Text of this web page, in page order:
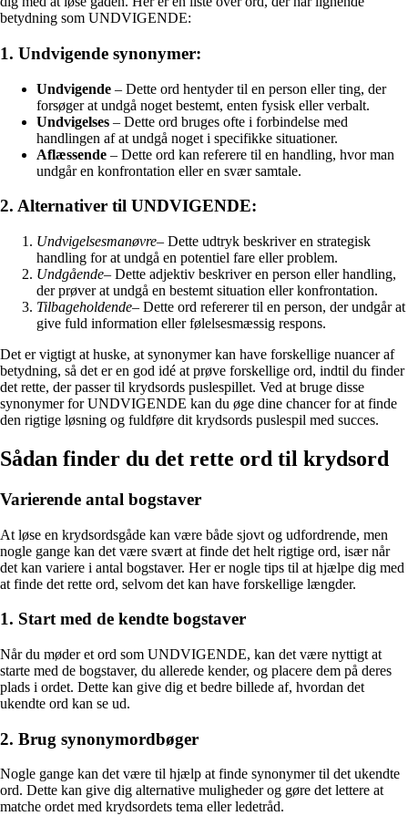
betydning som UNDVIGENDE:
1. Undvigende synonymer:
Undvigende – Dette ord hentyder til en person eller ting, der
forsøger at undgå noget bestemt, enten fysisk eller verbalt.
Undvigelses – Dette ord bruges ofte i forbindelse med
handlingen af at undgå noget i specifikke situationer.
Aflæssende – Dette ord kan referere til en handling, hvor man
undgår en konfrontation eller en svær samtale.
2. Alternativer til UNDVIGENDE:
Undvigelsesmanøvre– Dette udtryk beskriver en strategisk
handling for at undgå en potentiel fare eller problem.
Undgående– Dette adjektiv beskriver en person eller handling,
der prøver at undgå en bestemt situation eller konfrontation.
Tilbageholdende– Dette ord refererer til en person, der undgår at
give fuld information eller følelsesmæssig respons.
Det er vigtigt at huske, at synonymer kan have forskellige nuancer af
betydning, så det er en god idé at prøve forskellige ord, indtil du finder
det rette, der passer til krydsords puslespillet. Ved at bruge disse
synonymer for UNDVIGENDE kan du øge dine chancer for at finde
den rigtige løsning og fuldføre dit krydsords puslespil med succes.
Sådan finder du det rette ord til krydsord
Varierende antal bogstaver
At løse en krydsordsgåde kan være både sjovt og udfordrende, men
nogle gange kan det være svært at finde det helt rigtige ord, især når
det kan variere i antal bogstaver. Her er nogle tips til at hjælpe dig med
at finde det rette ord, selvom det kan have forskellige længder.
1. Start med de kendte bogstaver
Når du møder et ord som UNDVIGENDE, kan det være nyttigt at
starte med de bogstaver, du allerede kender, og placere dem på deres
plads i ordet. Dette kan give dig et bedre billede af, hvordan det
ukendte ord kan se ud.
2. Brug synonymordbøger
Nogle gange kan det være til hjælp at finde synonymer til det ukendte
ord. Dette kan give dig alternative muligheder og gøre det lettere at
matche ordet med krydsordets tema eller ledetråd.